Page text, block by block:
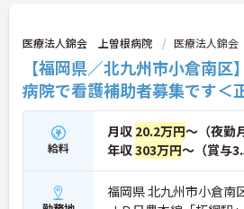
医療法人錦会 上曽根病院 医療法人錦
【福岡県／北九州市小倉南
病院で看護補助者募集です＜
給料
月収 20.2万円～（夜勤
年収303万円～（賞与
福岡県 北九州市小倉南